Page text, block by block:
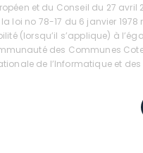
et du Conseil du 27
loi no 78-17 du 6 janvier
(lorsqu’il s’applique) à
des Communes
de l’Informatique et des